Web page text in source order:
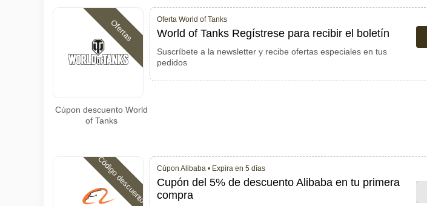
Ofertas
Cúpon descuento World
of Tanks
Oferta World of Tanks
World of Tanks Regístrese para recibir el boletín
Suscríbete a la newsletter y recibe ofertas especiales en tus
pedidos
Código descuento Cúpon Alibaba • Expira en 5 días
Cupón del 5% de descuento Alibaba en tu primera
compra